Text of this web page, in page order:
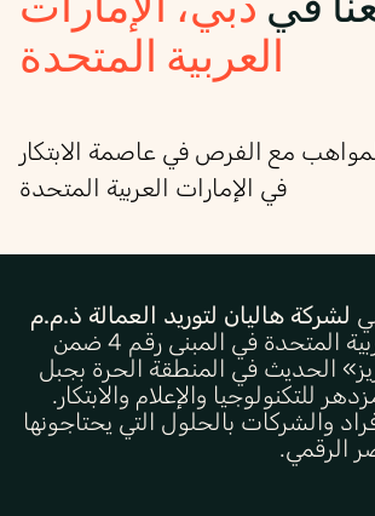
العربية المتحدة
مع الفرص في عاصمة الابتكار
في الإمارات العربية المتحدة
لشركة هاليان لتوريد العمالة ذ.م.م
المتحدة
في المبنى رقم 4 ضمن
الحديث في المنطقة الحرة بجبل
للتكنولوجيا والإعلام والابتكار.
والشركات بالحلول التي يحتاجونها
الرقمي.